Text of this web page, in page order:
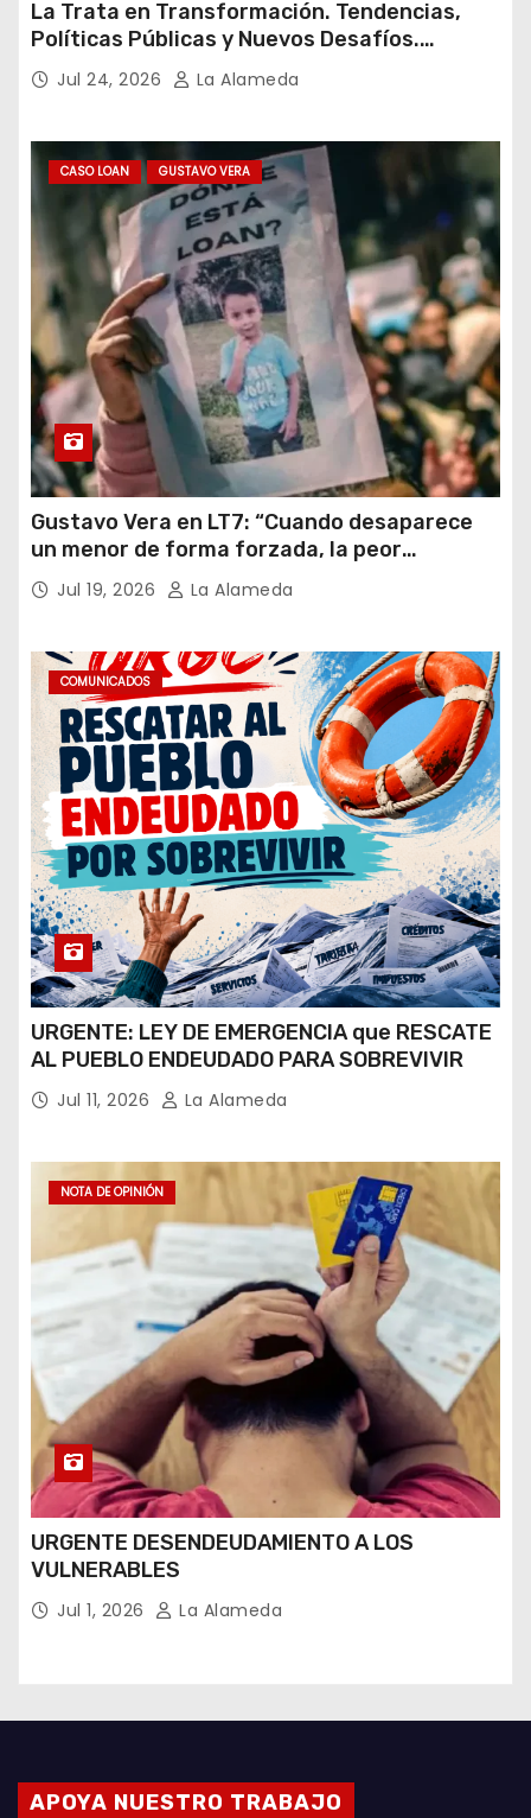
La Trata en Transformación. Tendencias,
Políticas Públicas y Nuevos Desafíos.
Argentina y el Mundo – Julio 2026
Jul 24, 2026 La Alameda
CASO LOAN GUSTAVO VERA
Gustavo Vera en LT7: “Cuando desaparece
un menor de forma forzada, la peor
hipótesis es trata, y así debe seguir
caratulado el caso Loan”
Jul 19, 2026 La Alameda
COMUNICADOS
URGENTE: LEY DE EMERGENCIA que RESCATE
AL PUEBLO ENDEUDADO PARA SOBREVIVIR
Jul 11, 2026 La Alameda
NOTA DE OPINIÓN
URGENTE DESENDEUDAMIENTO A LOS
VULNERABLES
Jul 1, 2026 La Alameda
APOYA NUESTRO TRABAJO